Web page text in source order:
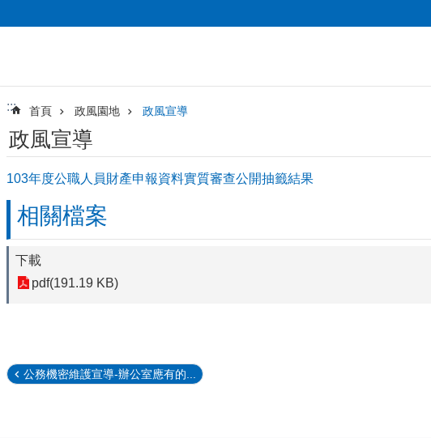
::: 首頁 政風園地 政風宣導
政風宣導
103年度公職人員財產申報資料實質審查公開抽籤結果
相關檔案
下載
pdf(191.19 KB)
公務機密維護宣導-辦公室應有的...